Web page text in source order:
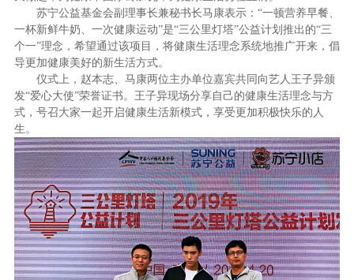
苏宁公益基金会副理事长兼秘书长马康表示：“一顿营养早餐、
一杯新鲜牛奶、一次健康运动”是“三公里灯塔”公益计划推出的“三
个一”理念，希望通过该项目，将健康生活理念系统地推广开来，倡
导更加健康美好的新生活方式。
仪式上，赵本志、马康两位主办单位嘉宾共同向艺人王子异颁
发“爱心大使”荣誉证书。王子异现场分享自己的健康生活理念与方
式，号召大家一起开启健康生活新模式，享受更加积极快乐的人
生。